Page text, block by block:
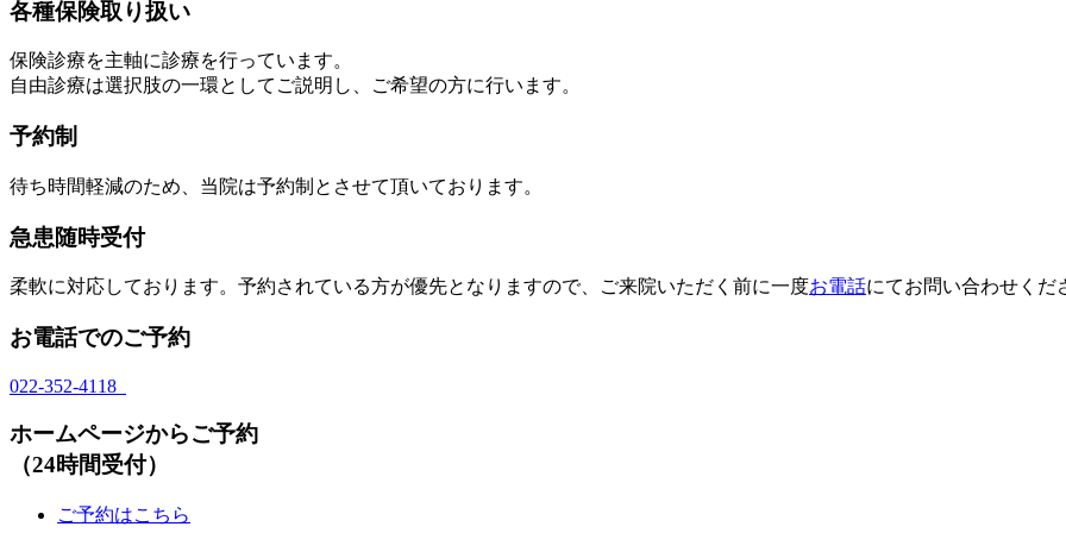
各種保険取り扱い
保険診療を主軸に診療を行っています。
自由診療は選択肢の一環としてご説明し、ご希望の方に行います。
予約制
待ち時間軽減のため、当院は予約制とさせて頂いております。
急患随時受付
柔軟に対応しております。予約されている方が優先となりますので、ご来院いただく前に一度お電話にてお問い合わせくだ
お電話でのご予約
022-352-4118
ホームページからご予約
（24時間受付）
ご予約はこちら